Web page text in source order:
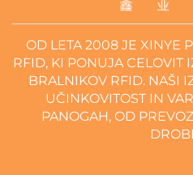
OD LETA 2008 JE XINYE
RFID, KI PONUJA CELOVIT
BRALNIKOV RFID. NAŠI
UČINKOVITOST IN
PANOGAH, OD